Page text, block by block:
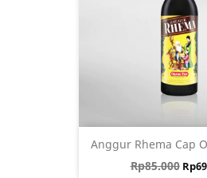
Anggur Rhema Cap
Harga biasa
Rp85.000